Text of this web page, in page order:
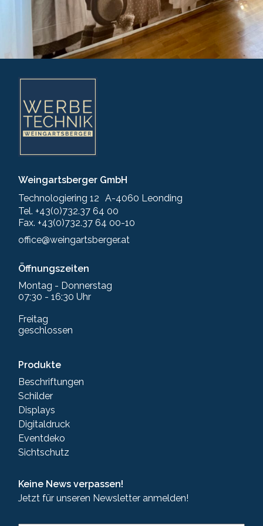
Weingartsberger GmbH
Technologiering 12 A-4060 Leonding
Tel. +43(0)732.37 64 00
Fax. +43(0)732.37 64 00-10
office@weingartsberger.at
Öffnungszeiten
Montag - Donnerstag
07:30 - 16:30 Uhr
Freitag
geschlossen
Produkte
Beschriftungen
Schilder
Displays
Digitaldruck
Eventdeko
Sichtschutz
Keine News verpassen!
Jetzt für unseren Newsletter anmelden!